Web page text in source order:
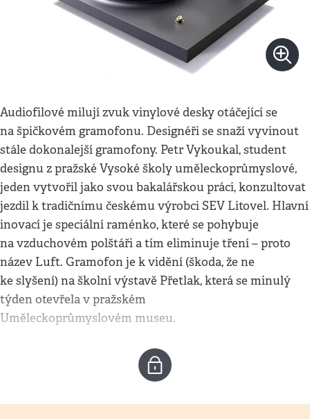
Audiofilové milují zvuk vinylové desky otáčející se
na špičkovém gramofonu. Designéři se snaží vyvinout
stále dokonalejší gramofony. Petr Vykoukal, student
designu z pražské Vysoké školy uměleckoprůmyslové,
jeden vytvořil jako svou bakalářskou práci, konzultovat
jezdil k tradičnímu českému výrobci SEV Litovel. Hlavní
inovací je speciální raménko, které se pohybuje
na vzduchovém polštáři a tím eliminuje tření – proto
název Luft. Gramofon je k vidění (škoda, že ne
ke slyšení) na školní výstavě Přetlak, která se minulý
týden otevřela v pražském
Uměleckoprůmyslovém museu.